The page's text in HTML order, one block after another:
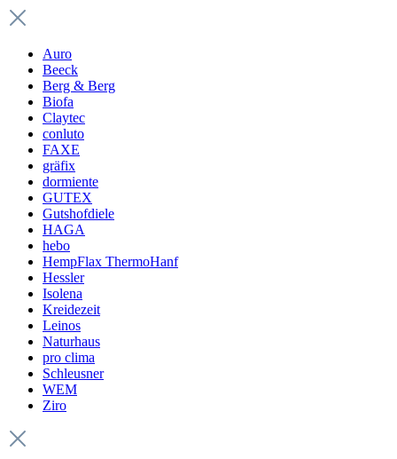
Auro
Beeck
Berg & Berg
Biofa
Claytec
conluto
FAXE
gräfix
dormiente
GUTEX
Gutshofdiele
HAGA
hebo
HempFlax ThermoHanf
Hessler
Isolena
Kreidezeit
Leinos
Naturhaus
pro clima
Schleusner
WEM
Ziro